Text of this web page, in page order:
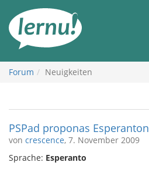
Inhalt
Forum Neuigkeiten
PSPad proponas Esperanton
von crescence, 7. November 2009
Sprache: Esperanto